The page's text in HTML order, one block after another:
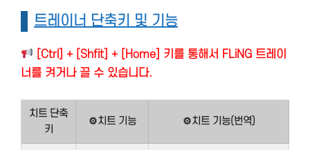
트레이너 단축키 및 기능
[Ctrl] + [Shfit] + [Home] 키를 통해서 FLiNG 트레이
너를 켜거나 끌 수 있습니다.
치트 단축
키
⚙치트 기능 ⚙치트 기능(번역)